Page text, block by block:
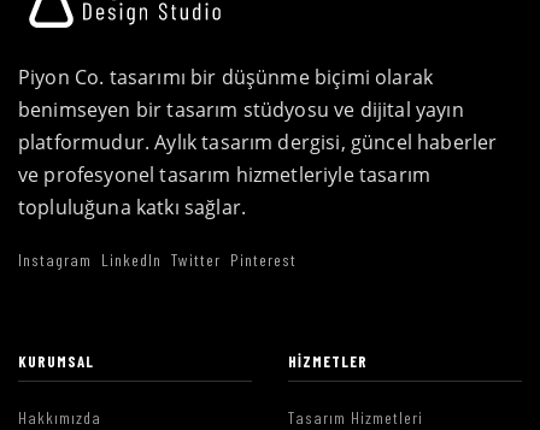
Piyon Co. tasarımı bir düşünme biçimi olarak
benimseyen bir tasarım stüdyosu ve dijital yayın
platformudur. Aylık tasarım dergisi, güncel haberler
ve profesyonel tasarım hizmetleriyle tasarım
topluluğuna katkı sağlar.
Instagram LinkedIn Twitter Pinterest
KURUMSAL
Hakkımızda
HIZMETLER
Tasarım Hizmetleri